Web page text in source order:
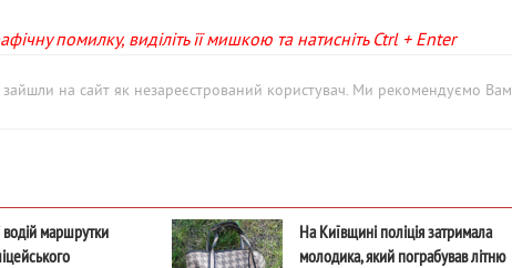
помилку, виділіть її мишкою та натисніть Ctrl + Enter
на сайт як незареєстрований користувач. Ми рекомендуємо Вам
маршрутки
На Київщині поліція затримала
молодика, який пограбував літню